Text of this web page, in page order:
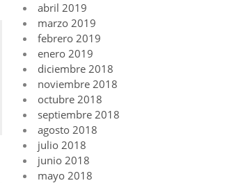
abril 2019
marzo 2019
febrero 2019
enero 2019
diciembre 2018
noviembre 2018
octubre 2018
septiembre 2018
agosto 2018
julio 2018
junio 2018
mayo 2018